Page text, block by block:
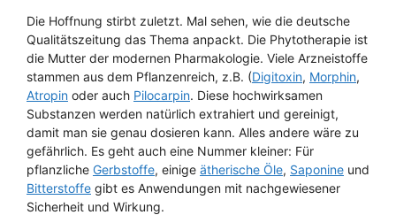
Die Hoffnung stirbt zuletzt. Mal sehen, wie die deutsche
Qualitätszeitung das Thema anpackt. Die Phytotherapie ist
die Mutter der modernen Pharmakologie. Viele Arzneistoffe
stammen aus dem Pflanzenreich, z.B. (Digitoxin, Morphin,
Atropin oder auch Pilocarpin. Diese hochwirksamen
Substanzen werden natürlich extrahiert und gereinigt,
damit man sie genau dosieren kann. Alles andere wäre zu
gefährlich. Es geht auch eine Nummer kleiner: Für
pflanzliche Gerbstoffe, einige ätherische Öle, Saponine und
Bitterstoffe gibt es Anwendungen mit nachgewiesener
Sicherheit und Wirkung.